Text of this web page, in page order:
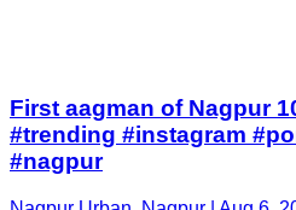
First aagman of Nagpur
#trending #instagram
#nagpur